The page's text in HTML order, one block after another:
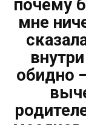
почему
мне
обидно